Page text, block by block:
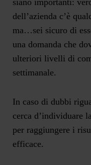
siano importanti:
dell’azienda c’è
ma…sei sicuro di
una domanda che
ulteriori livelli di
settimanale.
In caso di dubbi
cerca d’individuare
per raggiungere i
efficace.